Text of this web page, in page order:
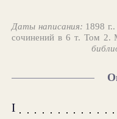
Даты написания: 1898 г..
сочинений в 6 т. Том 2.
I